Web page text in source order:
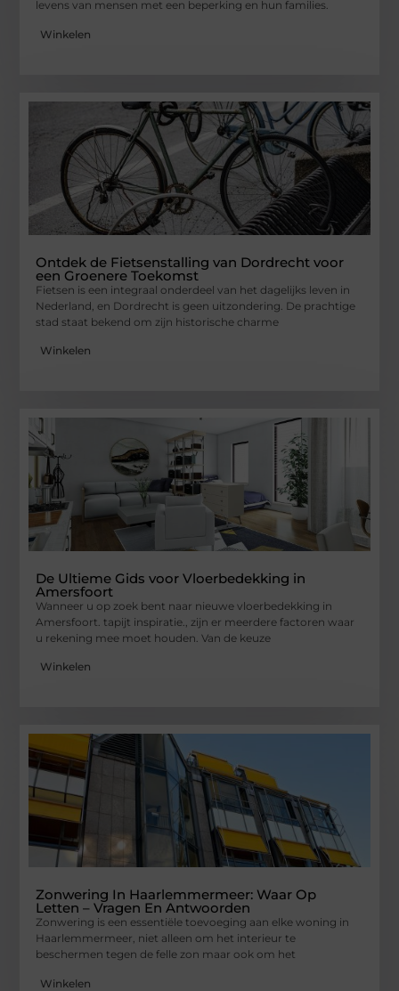
levens van mensen met een beperking en hun families.
Winkelen
Ontdek de Fietsenstalling van Dordrecht voor
een Groenere Toekomst
Fietsen is een integraal onderdeel van het dagelijks leven in
Nederland, en Dordrecht is geen uitzondering. De prachtige
stad staat bekend om zijn historische charme
Winkelen
De Ultieme Gids voor Vloerbedekking in
Amersfoort
Wanneer u op zoek bent naar nieuwe vloerbedekking in
Amersfoort. tapijt inspiratie., zijn er meerdere factoren waar
u rekening mee moet houden. Van de keuze
Winkelen
Zonwering In Haarlemmermeer: Waar Op
Letten – Vragen En Antwoorden
Zonwering is een essentiële toevoeging aan elke woning in
Haarlemmermeer, niet alleen om het interieur te
beschermen tegen de felle zon maar ook om het
Winkelen